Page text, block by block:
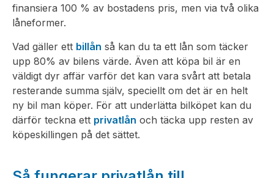
finansiera 100 % av bostadens pris, men via två olika
låneformer.
Vad gäller ett billån så kan du ta ett lån som täcker
upp 80% av bilens värde. Även att köpa bil är en
väldigt dyr affär varför det kan vara svårt att betala
resterande summa själv, speciellt om det är en helt
ny bil man köper. För att underlätta bilköpet kan du
därför teckna ett privatlån och täcka upp resten av
köpeskillingen på det sättet.